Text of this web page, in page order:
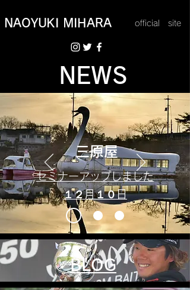
NAOYUKI MIHARA ​​official site
NEWS
​​三原屋
​​セミナーアップしました
​１２月１０日
​​BLOG